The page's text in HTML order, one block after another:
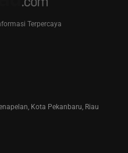
Terpercaya
Kota Pekanbaru, Riau